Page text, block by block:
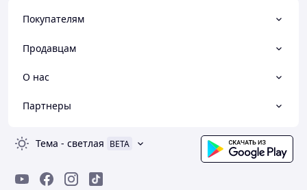
Покупателям
Продавцам
О нас
Партнеры
Тема - светлая BETA